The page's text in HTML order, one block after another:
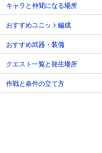
キャラと仲間になる場所
おすすめユニット編成
おすすめ武器・装備
クエスト一覧と発生場所
作戦と条件の立て方